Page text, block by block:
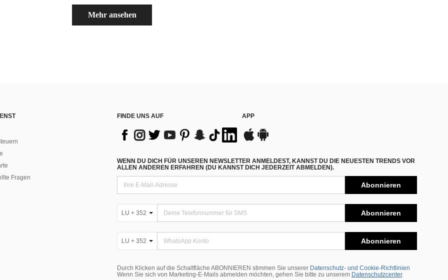
Mehr ansehen
Fragen
FINDE UNS AUF APP
WENN DU DICH FÜR UNSEREN NEWSLETTER ANMELDEST, KANNST DU DIE NEUESTEN TRENDS VOR
ALLEN ANDEREN ERFAHREN (DU KANNST DICH JEDERZEIT ABMELDEN).
Abonnieren
LU + 352 Abonnieren
LU + 352 Abonnieren
Durch Klicken auf die Schaltfläche ABONNIEREN stimmen Sie unserer Datenschutz- und Cookie-Richtlinien
Wenn Sie sich von Marketing-E-Mails abmelden möchten, gehen Sie bitte zu unserem Datenschutzcenter.